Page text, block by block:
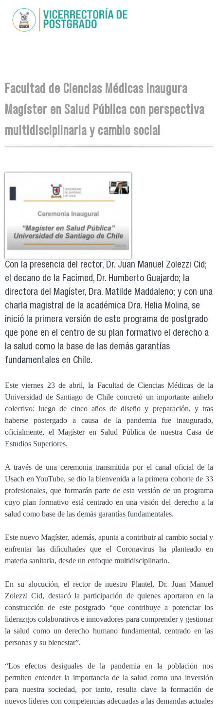
main
You are here
Facultad de Ciencias Médicas inaugura
Magíster en Salud Pública con perspectiva
multidisciplinaria y cambio social
Con la presencia del rector, Dr. Juan Manuel Zolezzi Cid;
el decano de la Facimed, Dr. Humberto Guajardo; la
directora del Magíster, Dra. Matilde Maddaleno; y con una
charla magistral de la académica Dra. Helia Molina, se
inició la primera versión de este programa de postgrado
que pone en el centro de su plan formativo el derecho a
la salud como la base de las demás garantías
fundamentales en Chile.
Este viernes 23 de abril, la Facultad de Ciencias Médicas de la
Universidad de Santiago de Chile concretó un importante anhelo
colectivo: luego de cinco años de diseño y preparación, y tras
haberse postergado a causa de la pandemia fue inaugurado,
oficialmente, el Magíster en Salud Pública de nuestra Casa de
Estudios Superiores.
A través de una ceremonia transmitida por el canal oficial de la
Usach en YouTube, se dio la bienvenida a la primera cohorte de 33
profesionales, que formarán parte de esta versión de un programa
cuyo plan formativo está centrado en una visión del derecho a la
salud como base de las demás garantías fundamentales.
Este nuevo Magíster, además, apunta a contribuir al cambio social y
enfrentar las dificultades que el Coronavirus ha planteado en
materia sanitaria, desde un enfoque multidisciplinario.
En su alocución, el rector de nuestro Plantel, Dr. Juan Manuel
Zolezzi Cid, destacó la participación de quienes aportaron en la
construcción de este postgrado “que contribuye a potenciar los
liderazgos colaborativos e innovadores para comprender y gestionar
la salud como un derecho humano fundamental, centrado en las
personas y su bienestar”.
“Los efectos desiguales de la pandemia en la población nos
permiten entender la importancia de la salud como una inversión
para nuestra sociedad, por tanto, resulta clave la formación de
nuevos líderes con competencias adecuadas a las demandas actuales